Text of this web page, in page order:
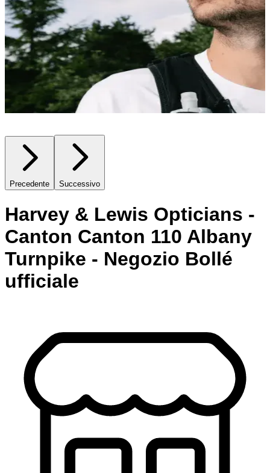
Precedente Successivo
Harvey & Lewis Opticians -
Canton Canton 110 Albany
Turnpike - Negozio Bollé
ufficiale